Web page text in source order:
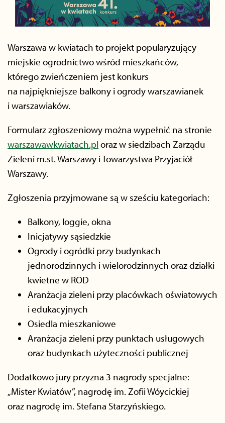
Warszawa w kwiatach to projekt popularyzujący
miejskie ogrodnictwo wśród mieszkańców,
którego zwieńczeniem jest konkurs
na najpiękniejsze balkony i ogrody warszawianek
i warszawiaków.
Formularz zgłoszeniowy można wypełnić na stronie
warszawawkwiatach.pl oraz w siedzibach Zarządu
Zieleni m.st. Warszawy i Towarzystwa Przyjaciół
Warszawy.
Zgłoszenia przyjmowane są w sześciu kategoriach:
Balkony, loggie, okna
Inicjatywy sąsiedzkie
Ogrody i ogródki przy budynkach
jednorodzinnych i wielorodzinnych oraz działki
kwietne w ROD
Aranżacja zieleni przy placówkach oświatowych
i edukacyjnych
Osiedla mieszkaniowe
Aranżacja zieleni przy punktach usługowych
oraz budynkach użyteczności publicznej
Dodatkowo jury przyzna 3 nagrody specjalne:
„Mister Kwiatów”, nagrodę im. Zofii Wóycickiej
oraz nagrodę im. Stefana Starzyńskiego.